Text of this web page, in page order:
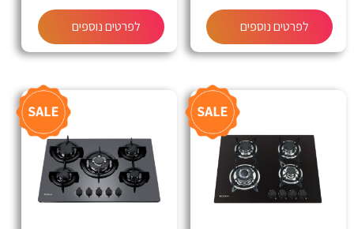
לפרטים נוספים לפרטים נוספים